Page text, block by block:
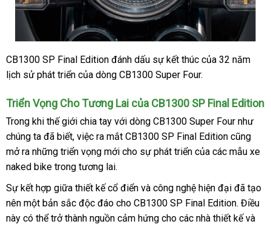
CB1300 SP Final Edition đánh dấu sự kết thúc của 32 năm
lịch sử phát triển của dòng CB1300 Super Four.
Triển Vọng Cho Tương Lai của CB1300 SP Final Edition
Trong khi thế giới chia tay với dòng CB1300 Super Four như
chúng ta đã biết, việc ra mắt CB1300 SP Final Edition cũng
mở ra những triển vọng mới cho sự phát triển của các mẫu xe
naked bike trong tương lai.
Sự kết hợp giữa thiết kế cổ điển và công nghệ hiện đại đã tạo
nên một bản sắc độc đáo cho CB1300 SP Final Edition. Điều
này có thể trở thành nguồn cảm hứng cho các nhà thiết kế và